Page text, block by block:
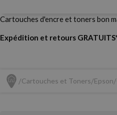
Cartouches d'encre et toners bon
Expédition et retours
Cartouches et Toners Epson